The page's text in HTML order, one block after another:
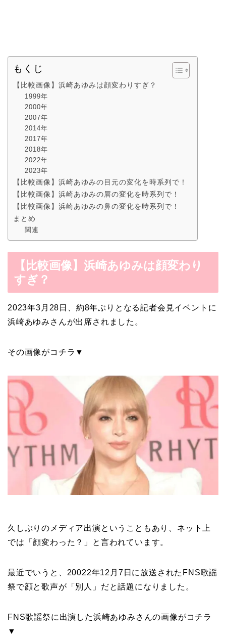
もくじ
【比較画像】浜崎あゆみは顔変わりすぎ？
1999年
2000年
2007年
2014年
2017年
2018年
2022年
2023年
【比較画像】浜崎あゆみの目元の変化を時系列で！
【比較画像】浜崎あゆみの唇の変化を時系列で！
【比較画像】浜崎あゆみの鼻の変化を時系列で！
まとめ
関連
【比較画像】浜崎あゆみは顔変わり
すぎ？
2023年3月28日、約8年ぶりとなる記者会見イベントに
浜崎あゆみさんが出席されました。
その画像がコチラ▼
久しぶりのメディア出演ということもあり、ネット上
では「顔変わった？」と言われています。
最近でいうと、20022年12月7日に放送されたFNS歌謡
祭で顔と歌声が「別人」だと話題になりました。
FNS歌謡祭に出演した浜崎あゆみさんの画像がコチラ
▼